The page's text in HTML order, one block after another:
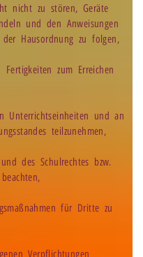
nicht zu stören, Geräte
und den Anweisungen
Hausordnung zu folgen,
zum Erreichen
Unterrichtseinheiten und an
teilzunehmen,
des Schulrechtes bzw.
für Dritte zu
Verpflichtungen